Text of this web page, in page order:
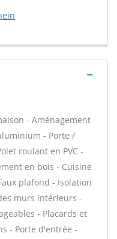
- Aménagement
- Porte /
roulant en PVC -
en bois - Cuisine
plafond - Isolation
murs intérieurs -
- Placards et
- Porte d'entrée -